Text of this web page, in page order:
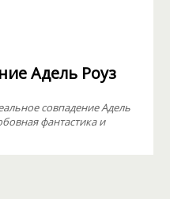
Адель Роуз
совпадение Адель
фантастика и